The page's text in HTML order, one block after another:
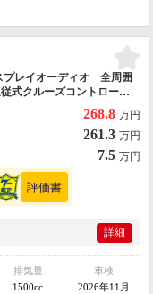
プレイオーディオ 全周囲
クルーズコントロー
ライドドア Ｂｌｕｅｔ
268.8 万円
261.3 万円
7.5 万円
詳細
排気量
1500cc
車検
2026年11月